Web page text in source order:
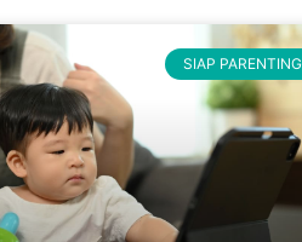
SIAP PARENTING